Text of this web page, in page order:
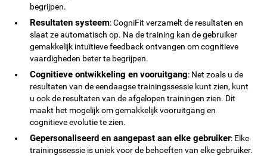
begrijpen.
Resultaten systeem: CogniFit verzamelt de resultaten en
slaat ze automatisch op. Na de training kan de gebruiker
gemakkelijk intuïtieve feedback ontvangen om cognitieve
vaardigheden beter te begrijpen.
Cognitieve ontwikkeling en vooruitgang: Net zoals u de
resultaten van de eendaagse trainingssessie kunt zien, kunt
u ook de resultaten van de afgelopen trainingen zien. Dit
maakt het mogelijk om gemakkelijk vooruitgang en
cognitieve evolutie te zien.
Gepersonaliseerd en aangepast aan elke gebruiker: Elke
trainingssessie is uniek voor de behoeften van elke gebruiker.